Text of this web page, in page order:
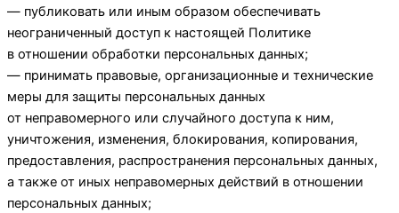
— публиковать или иным образом обеспечивать
неограниченный доступ к настоящей Политике
в отношении обработки персональных данных;
— принимать правовые, организационные и технические
меры для защиты персональных данных
от неправомерного или случайного доступа к ним,
уничтожения, изменения, блокирования, копирования,
предоставления, распространения персональных данных,
а также от иных неправомерных действий в отношении
персональных данных;